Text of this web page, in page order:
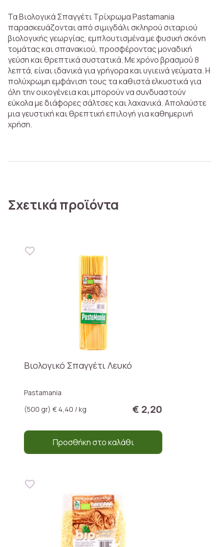
Τα Βιολογικά Σπαγγέτι Τρίχρωμα Pastamania
παρασκευάζονται από σιμιγδάλι σκληρού σιταριού
βιολογικής γεωργίας, εμπλουτισμένα με φυσική σκόνη
τομάτας και σπανακιού, προσφέροντας μοναδική
γεύση και θρεπτικά συστατικά. Με χρόνο βρασμού 8
λεπτά, είναι ιδανικά για γρήγορα και υγιεινά γεύματα. Η
πολύχρωμη εμφάνιση τους τα καθιστά ελκυστικά για
όλη την οικογένεια και μπορούν να συνδυαστούν
εύκολα με διάφορες σάλτσες και λαχανικά. Απολαύστε
μια γευστική και θρεπτική επιλογή για καθημερινή
χρήση.
Σχετικά προϊόντα
Βιολογικό Σπαγγέτι Λευκό
Pastamania
(500 gr) € 4,40 / kg
€ 2,20
Προσθήκη στο καλάθι